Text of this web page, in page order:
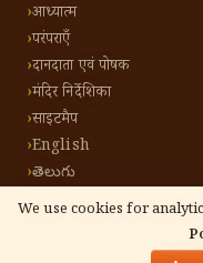
We use cookies for
आध्यात्म
परंपराएँ
दानदाता एवं पोषक
मंदिर निर्देशिका
साइटमैप
English
తెలుగు